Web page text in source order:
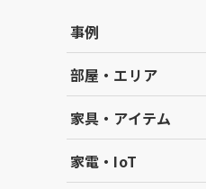
事例
部屋・エリア
家具・アイテム
家電・IoT